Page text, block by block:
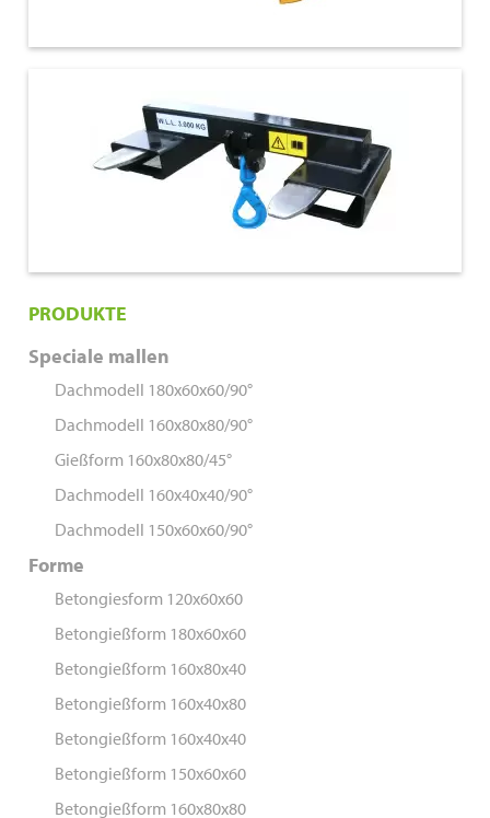
PRODUKTE
Speciale mallen
Dachmodell 180x60x60/90°
Dachmodell 160x80x80/90°
Gießform 160x80x80/45°
Dachmodell 160x40x40/90°
Dachmodell 150x60x60/90°
Forme
Betongiesform 120x60x60
Betongießform 180x60x60
Betongießform 160x80x40
Betongießform 160x40x80
Betongießform 160x40x40
Betongießform 150x60x60
Betongießform 160x80x80